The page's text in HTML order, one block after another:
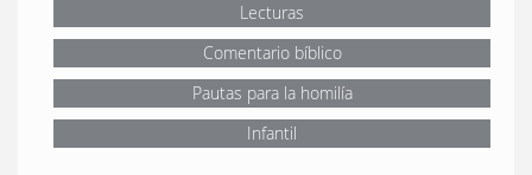
Lecturas
Comentario bíblico
Pautas para la homilía
Infantil